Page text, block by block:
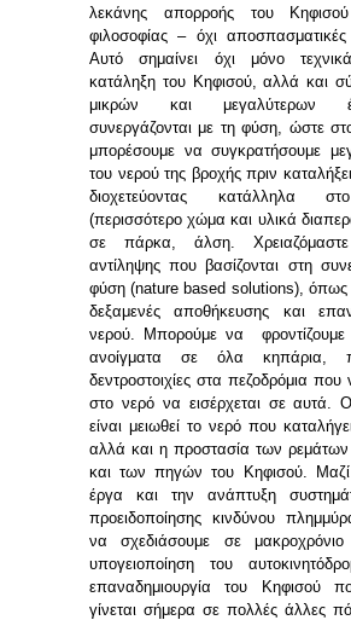
λεκάνης απορροής του
φιλοσοφίας – όχι αποσπασματικές
Αυτό σημαίνει όχι μόνο
κατάληξη του Κηφισού, αλλά και
μικρών και μεγαλύτερων
συνεργάζονται με τη φύση, ώστε
μπορέσουμε να συγκρατήσουμε
του νερού της βροχής πριν
διοχετεύοντας κατάλληλα
(περισσότερο χώμα και υλικά
σε πάρκα, άλση.
αντίληψης που βασίζονται στη
φύση (nature based solutions), όπως
δεξαμενές αποθήκευσης και
νερού. Μπορούμε να
ανοίγματα σε όλα κηπάρια,
δεντροστοιχίες στα πεζοδρόμια που
στο νερό να εισέρχεται σε αυτά.
είναι μειωθεί το νερό που
αλλά και η προστασία των
και των πηγών του Κηφισού.
έργα και την ανάπτυξη
προειδοποίησης κινδύνου
να σχεδιάσουμε σε
υπογειοποίηση του
επαναδημιουργία του Κηφισού
γίνεται σήμερα σε πολλές άλλες